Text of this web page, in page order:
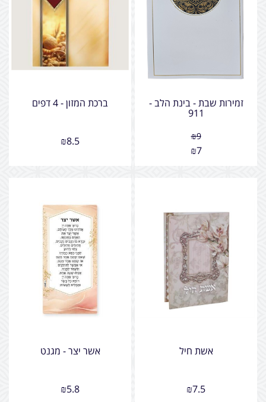
זמירות שבת - בינת הלב -
911
₪9
₪7
ברכת המזון - 4 דפים
₪8.5
אשת חיל
₪7.5
אשר יצר - מגנט
₪5.8